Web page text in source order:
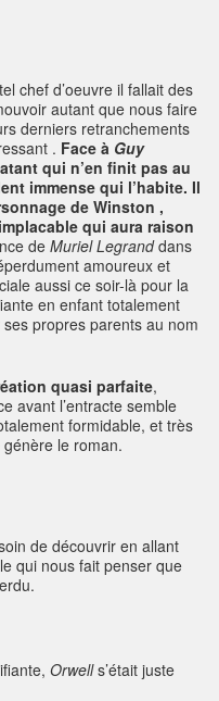
chef d’oeuvre il fallait des
autant que nous faire
derniers retranchements
. Face à Guy
qui n’en finit pas au
immense qui l’habite. Il
de Winston ,
qui aura raison
de Muriel Legrand dans
amoureux et
aussi ce soir-là pour la
en enfant totalement
propres parents au nom
quasi parfaite,
avant l’entracte semble
formidable, et très
le roman.
de découvrir en allant
qui nous fait penser que
Orwell s’était juste